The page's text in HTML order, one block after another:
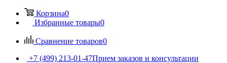
Корзина0
Избранные товары0
Сравнение товаров0
+7 (499) 213-01-47Прием заказов и консультации